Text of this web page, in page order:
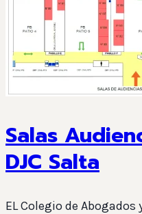
Salas
DJC Salta
EL Colegio de Abogados